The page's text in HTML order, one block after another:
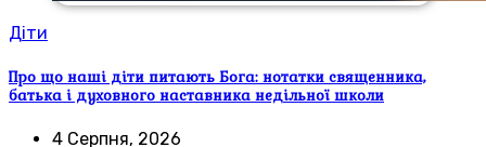
Діти
Про що наші діти питають Бога: нотатки священника,
батька і духовного наставника недільної школи
4 Серпня, 2026